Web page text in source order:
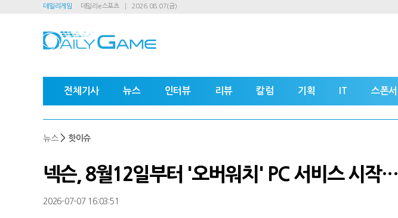
데일리게임 데일리e스포츠 2026.08.07(금)
전체기사 뉴스 인터뷰 리뷰 칼럼 기획 IT 스폰서
뉴스 > 핫이슈
넥슨, 8월12일부터 '오버워치' PC 서비스 시작
2026-07-07 16:03:51